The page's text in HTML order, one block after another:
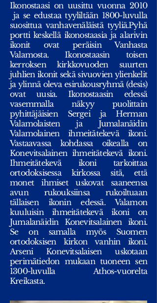
Ikonostaasi on uusittu vuonna 2010
ja se edustaa tyyliltään 1800-luvulla
suosittua vanhavenäläistä tyyliä.Pyhä
portti keskellä ikonostaasia ja alarivin
ikonit ovat peräisin Vanhasta
Valamosta. Ikonostaasin toisen
kerroksen kirkkovuoden suurten
juhlien ikonit sekä sivuovien ylienkelit
ja ylinnä oleva esirukousryhmä (desis)
ovat uusia. Ikonostaasin edessä
vasemmalla näkyy puolittain
pyhittäjäisien Sergei ja Herman
Valamolaisten ja Jumalanäidin
Valamolainen ihmeitätekevä ikoni.
Vastaavassa kohdassa oikealla on
Konevitsalainen ihmeitätekevä ikoni.
Ihmeitätekevä ikoni tarkoittaa
ortodoksisessa kirkossa sitä, että
monet ihmiset uskovat saaneensa
avun rukouksiinsa rukoiltuaan
tällaisen ikonin edessä. Valamon
kuuluisin ihmeitätekevä ikoni on
Jumalanäidin Konevitsalainen ikoni.
Se on samalla myös Suomen
ortodoksisen kirkon vanhin ikoni.
Arseni Konevitsalaisen uskotaan
perimätiedon mukaan tuoneen sen
1300-luvulla Athos-vuorelta
Kreikasta.